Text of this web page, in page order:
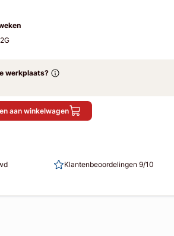
werkplaats?
aan winkelwagen
Klantenbeoordelingen 9/10